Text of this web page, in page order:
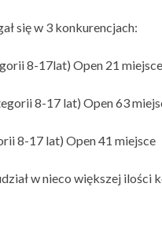
się w 3 konkurencjach:
8-17lat) Open 21 miejsce
8-17 lat) Open 63
8-17 lat) Open 41 miejsce
w nieco większej ilości